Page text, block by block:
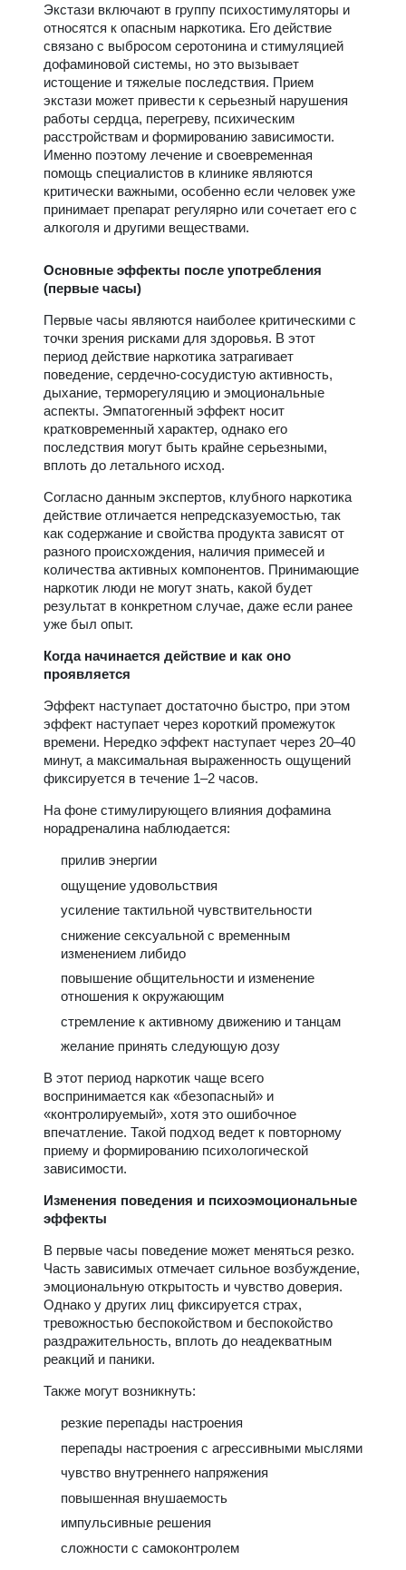
Экстази включают в группу психостимуляторы и
относятся к опасным наркотика. Его действие
связано с выбросом серотонина и стимуляцией
дофаминовой системы, но это вызывает
истощение и тяжелые последствия. Прием
экстази может привести к серьезный нарушения
работы сердца, перегреву, психическим
расстройствам и формированию зависимости.
Именно поэтому лечение и своевременная
помощь специалистов в клинике являются
критически важными, особенно если человек уже
принимает препарат регулярно или сочетает его с
алкоголя и другими веществами.
Основные эффекты после употребления
(первые часы)
Первые часы являются наиболее критическими с
точки зрения рисками для здоровья. В этот
период действие наркотика затрагивает
поведение, сердечно-сосудистую активность,
дыхание, терморегуляцию и эмоциональные
аспекты. Эмпатогенный эффект носит
кратковременный характер, однако его
последствия могут быть крайне серьезными,
вплоть до летального исход.
Согласно данным экспертов, клубного наркотика
действие отличается непредсказуемостью, так
как содержание и свойства продукта зависят от
разного происхождения, наличия примесей и
количества активных компонентов. Принимающие
наркотик люди не могут знать, какой будет
результат в конкретном случае, даже если ранее
уже был опыт.
Когда начинается действие и как оно
проявляется
Эффект наступает достаточно быстро, при этом
эффект наступает через короткий промежуток
времени. Нередко эффект наступает через 20–40
минут, а максимальная выраженность ощущений
фиксируется в течение 1–2 часов.
На фоне стимулирующего влияния дофамина
норадреналина наблюдается:
прилив энергии
ощущение удовольствия
усиление тактильной чувствительности
снижение сексуальной с временным
изменением либидо
повышение общительности и изменение
отношения к окружающим
стремление к активному движению и танцам
желание принять следующую дозу
В этот период наркотик чаще всего
воспринимается как «безопасный» и
«контролируемый», хотя это ошибочное
впечатление. Такой подход ведет к повторному
приему и формированию психологической
зависимости.
Изменения поведения и психоэмоциональные
эффекты
В первые часы поведение может меняться резко.
Часть зависимых отмечает сильное возбуждение,
эмоциональную открытость и чувство доверия.
Однако у других лиц фиксируется страх,
тревожностью беспокойством и беспокойство
раздражительность, вплоть до неадекватным
реакций и паники.
Также могут возникнуть:
резкие перепады настроения
перепады настроения с агрессивными мыслями
чувство внутреннего напряжения
повышенная внушаемость
импульсивные решения
сложности с самоконтролем